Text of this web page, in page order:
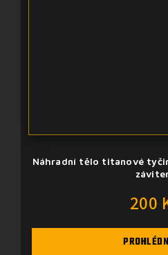
Náhradní tělo titanové
200